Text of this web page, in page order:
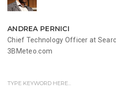
ANDREA PERNICI
Chief Technology Officer at
3BMeteo.com